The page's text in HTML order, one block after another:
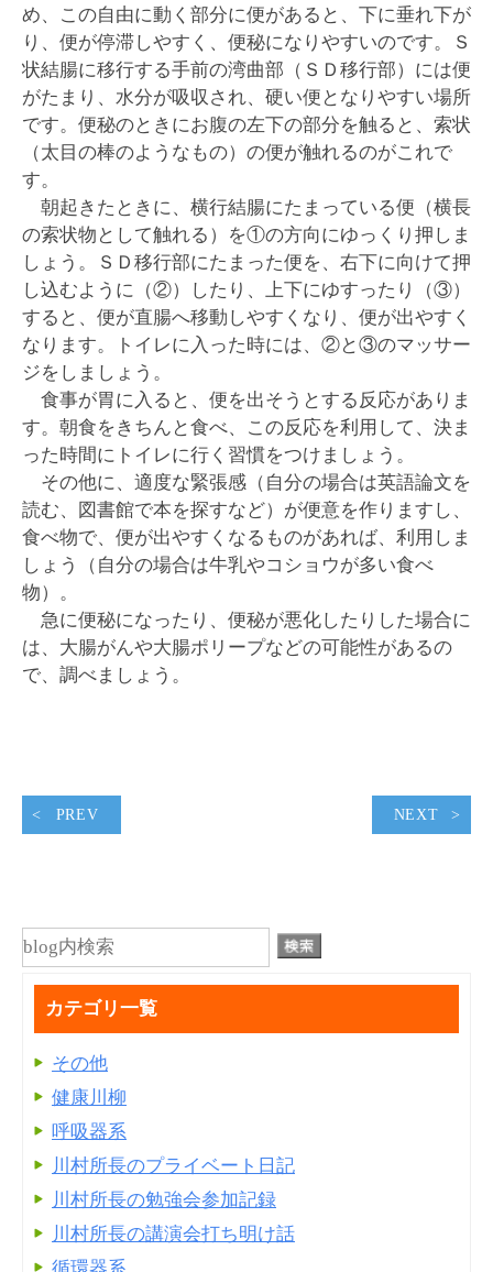
め、この自由に動く部分に便があると、下に垂れ下が
り、便が停滞しやすく、便秘になりやすいのです。Ｓ
状結腸に移行する手前の湾曲部（ＳＤ移行部）には便
がたまり、水分が吸収され、硬い便となりやすい場所
です。便秘のときにお腹の左下の部分を触ると、索状
（太目の棒のようなもの）の便が触れるのがこれで
す。
朝起きたときに、横行結腸にたまっている便（横長
の索状物として触れる）を①の方向にゆっくり押しま
しょう。ＳＤ移行部にたまった便を、右下に向けて押
し込むように（②）したり、上下にゆすったり（③）
すると、便が直腸へ移動しやすくなり、便が出やすく
なります。トイレに入った時には、②と③のマッサー
ジをしましょう。
食事が胃に入ると、便を出そうとする反応がありま
す。朝食をきちんと食べ、この反応を利用して、決ま
った時間にトイレに行く習慣をつけましょう。
その他に、適度な緊張感（自分の場合は英語論文を
読む、図書館で本を探すなど）が便意を作りますし、
食べ物で、便が出やすくなるものがあれば、利用しま
しょう（自分の場合は牛乳やコショウが多い食べ
物）。
急に便秘になったり、便秘が悪化したりした場合に
は、大腸がんや大腸ポリープなどの可能性があるの
で、調べましょう。
PREV NEXT
カテゴリ一覧
その他
健康川柳
呼吸器系
川村所長のプライベート日記
川村所長の勉強会参加記録
川村所長の講演会打ち明け話